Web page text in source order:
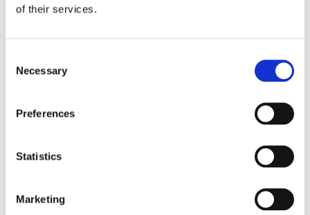
of their services.
Selection
Necessary
Preferences
Statistics
Marketing
Söt julbock i matt svart med plats för ett kronljus på
vacker juldekoration.
Material:Dolomit
Visa alla produkter från Wikholm Form